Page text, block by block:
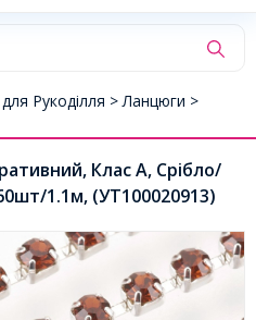
Рукоділля >Ланцюги >
Клас А, Срібло/
1.1м, (УТ100020913)